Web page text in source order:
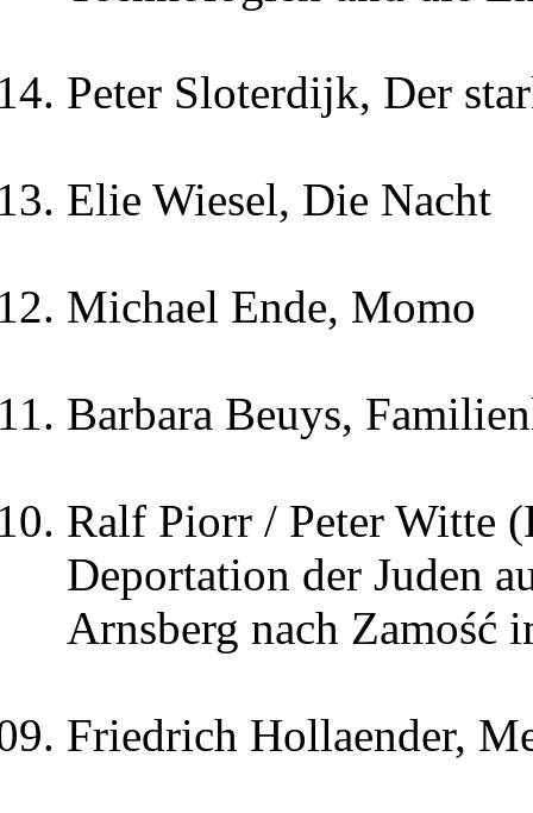
Peter Sloterdijk, Der
Elie Wiesel, Die Nacht
Michael Ende, Momo
Barbara Beuys,
Ralf Piorr / Peter Witte
Deportation der Juden
Arnsberg nach Zamość
Friedrich Hollaender,